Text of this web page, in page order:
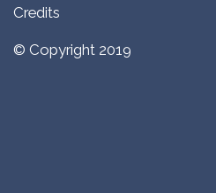
Credits
© Copyright 2019